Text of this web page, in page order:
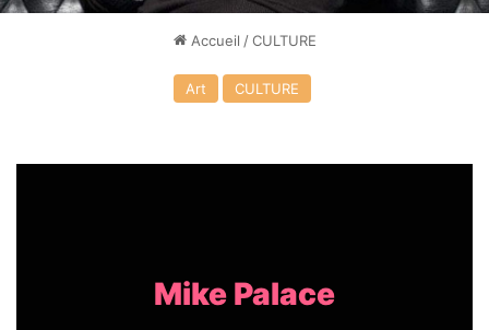
Accueil / CULTURE
Art CULTURE
Mike Palace